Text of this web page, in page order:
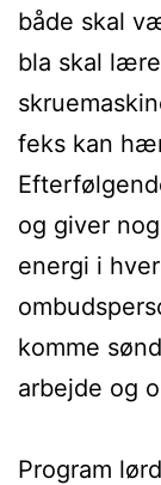
både skal
bla skal
feks kan
og giver
energi i
komme
arbejde og
Program